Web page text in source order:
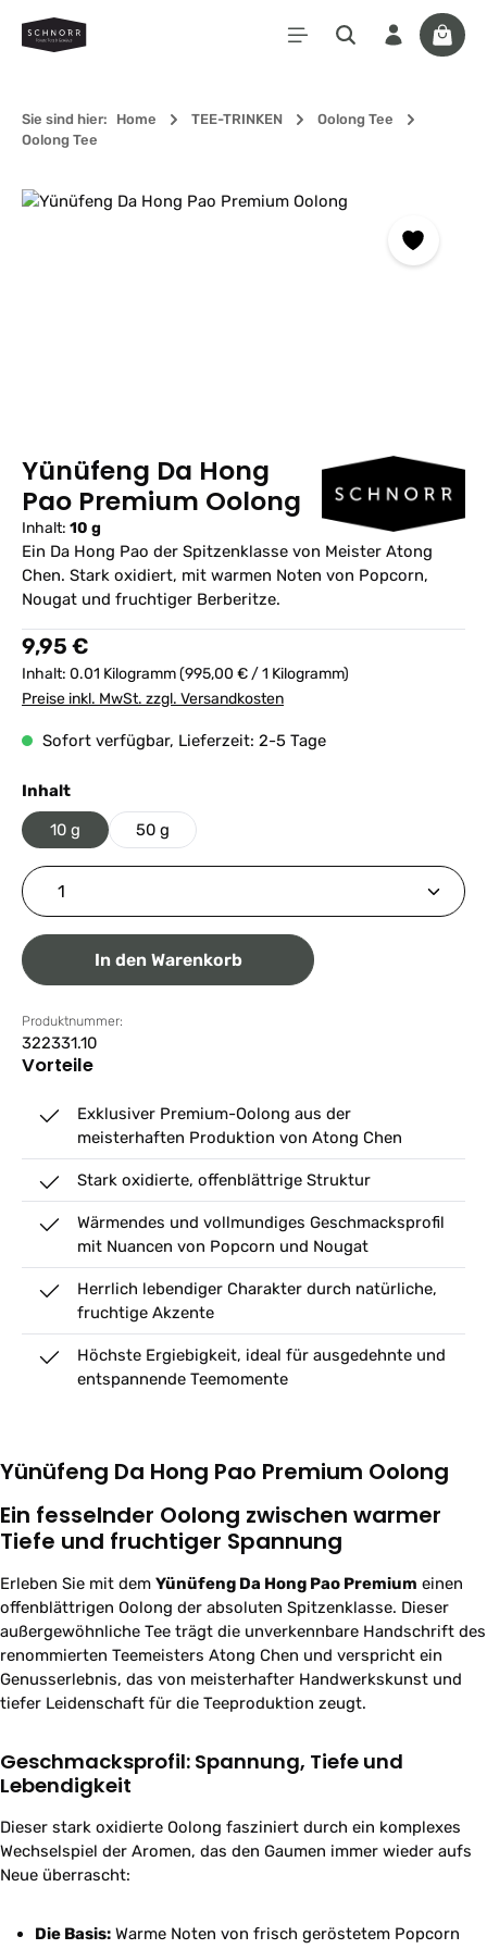
Zum Hauptinhalt springen
Sie sind hier: Home TEE-TRINKEN
Oolong Tee
Oolong Tee
Bildergalerie überspringen
Yünüfeng Da Hong
Pao Premium Oolong
Inhalt: 10 g
Ein Da Hong Pao der Spitzenklasse von Meister Atong
Chen. Stark oxidiert, mit warmen Noten von Popcorn,
Nougat und fruchtiger Berberitze.
Regulärer Preis:
9,95 €
Inhalt: 0.01 Kilogramm(995,00 € / 1 Kilogramm)
Preise inkl. MwSt. zzgl. Versandkosten
Sofort verfügbar, Lieferzeit: 2-5 Tage
Inhaltauswählen
10 g 50 g
Produkt Anzahl: Gib den gewünschten Wert ein
In den Warenkorb
Produktnummer:
322331.10
Vorteile
Exklusiver Premium-Oolong aus der
meisterhaften Produktion von Atong Chen
Stark oxidierte, offenblättrige Struktur
Wärmendes und vollmundiges Geschmacksprofil
mit Nuancen von Popcorn und Nougat
Herrlich lebendiger Charakter durch natürliche,
fruchtige Akzente
Höchste Ergiebigkeit, ideal für ausgedehnte und
entspannende Teemomente
Yünüfeng Da Hong Pao Premium Oolong
Ein fesselnder Oolong zwischen warmer
Tiefe und fruchtiger Spannung
Erleben Sie mit dem Yünüfeng Da Hong Pao Premium einen
offenblättrigen Oolong der absoluten Spitzenklasse. Dieser
außergewöhnliche Tee trägt die unverkennbare Handschrift des
renommierten Teemeisters Atong Chen und verspricht ein
Genusserlebnis, das von meisterhafter Handwerkskunst und
tiefer Leidenschaft für die Teeproduktion zeugt.
Geschmacksprofil: Spannung, Tiefe und
Lebendigkeit
Dieser stark oxidierte Oolong fasziniert durch ein komplexes
Wechselspiel der Aromen, das den Gaumen immer wieder aufs
Neue überrascht:
Die Basis: Warme Noten von frisch geröstetem Popcorn